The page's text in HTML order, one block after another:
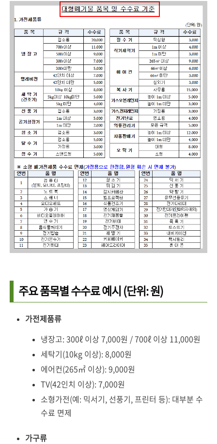
주요 품목별 수수료 예시 (단위: 원)
가전제품류
냉장고: 300ℓ 이상 7,000원 / 700ℓ 이상 11,000원
세탁기(10kg 이상): 8,000원
에어컨(265㎡ 이상): 9,000원
TV(42인치 이상): 7,000원
소형가전(예: 믹서기, 선풍기, 프린터 등): 대부분 수
수료 면제
가구류